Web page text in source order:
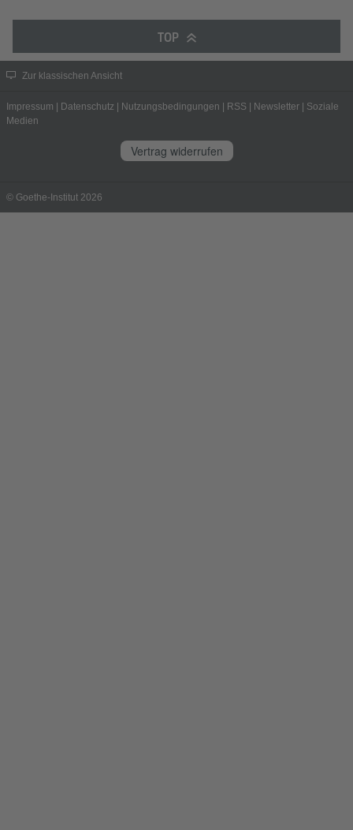
TOP
Zur klassischen Ansicht
Impressum | Datenschutz | Nutzungsbedingungen | RSS | Newsletter | Soziale
Medien
Vertrag widerrufen
© Goethe-Institut 2026